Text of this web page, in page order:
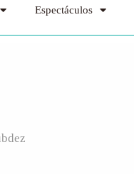
Espectáculos